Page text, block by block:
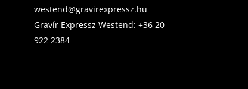
westend@gravirexpressz.hu
Gravír Expressz Westend:+36 20
922 2384